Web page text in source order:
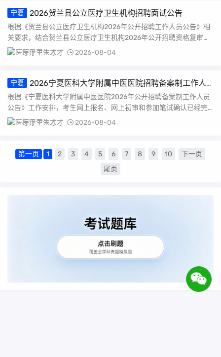
宁夏 2026贺兰县公立医疗卫生机构招聘面试公告
根据《贺兰县公立医疗卫生机构2026年公开招聘工作人员公告》相
关要求，结合贺兰县公立医疗卫生机构2026年公开招聘资格复审及
递补复审实际...
医疗卫生人才 2026-08-04
宁夏
2026宁夏医科大学附属中医医院招聘备案制工作人
员笔试安排通知
根据《宁夏医科大学附属中医医院2026年公开招聘备案制工作人员
公告》工作安排，考生网上报名、网上初审和参加笔试确认已经完
成。现就笔试相关...
医疗卫生人才 2026-08-04
第一页 1 2 3 4 5 6 7 8 9 10
下一页
尾页